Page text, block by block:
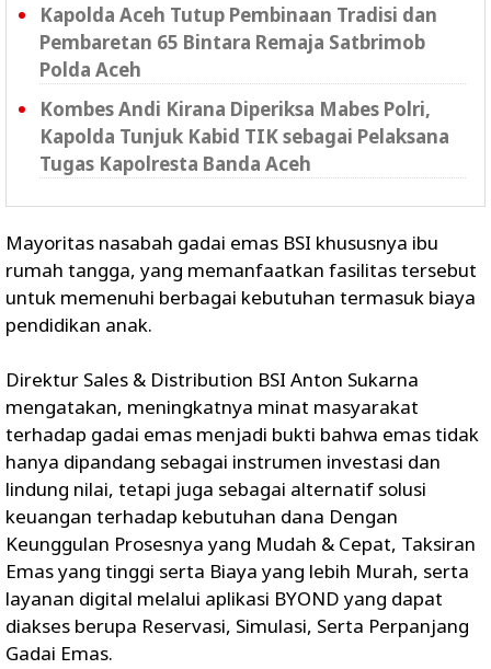
Kapolda Aceh Tutup Pembinaan Tradisi dan
Pembaretan 65 Bintara Remaja Satbrimob
Polda Aceh
Kombes Andi Kirana Diperiksa Mabes Polri,
Kapolda Tunjuk Kabid TIK sebagai Pelaksana
Tugas Kapolresta Banda Aceh
Mayoritas nasabah gadai emas BSI khususnya ibu
rumah tangga, yang memanfaatkan fasilitas tersebut
untuk memenuhi berbagai kebutuhan termasuk biaya
pendidikan anak.
Direktur Sales & Distribution BSI Anton Sukarna
mengatakan, meningkatnya minat masyarakat
terhadap gadai emas menjadi bukti bahwa emas tidak
hanya dipandang sebagai instrumen investasi dan
lindung nilai, tetapi juga sebagai alternatif solusi
keuangan terhadap kebutuhan dana Dengan
Keunggulan Prosesnya yang Mudah & Cepat, Taksiran
Emas yang tinggi serta Biaya yang lebih Murah, serta
layanan digital melalui aplikasi BYOND yang dapat
diakses berupa Reservasi, Simulasi, Serta Perpanjang
Gadai Emas.